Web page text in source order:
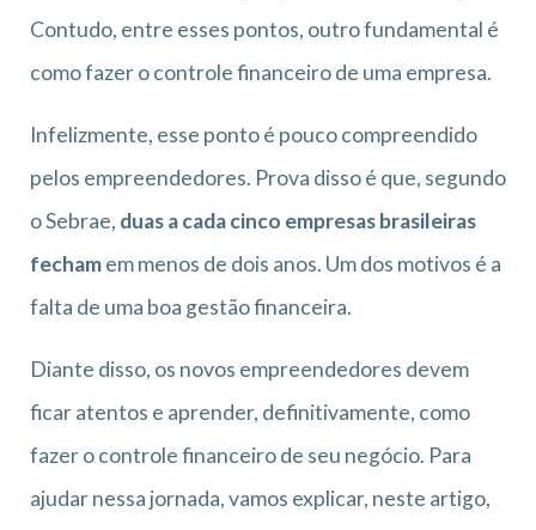
Contudo, entre esses pontos, outro fundamental é
como fazer o controle financeiro de uma empresa.
Infelizmente, esse ponto é pouco compreendido
pelos empreendedores. Prova disso é que, segundo
o Sebrae, duas a cada cinco empresas brasileiras
fechamem menos de dois anos. Um dos motivos é a
falta de uma boa gestão financeira.
Diante disso, os novos empreendedores devem
ficar atentos e aprender, definitivamente, como
fazer o controle financeiro de seu negócio. Para
ajudar nessa jornada, vamos explicar, neste artigo,